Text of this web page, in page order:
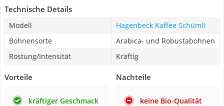
Technische Details
Modell
Hagenbeck Kaffee Schümli
Bohnensorte
Arabica- und Robustabohnen
Röstung/Intensität
Kräftig
Vorteile
kräftiger Geschmack
Nachteile
keine Bio-Qualität